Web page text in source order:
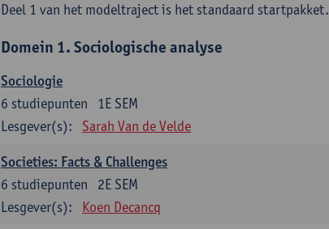
Deel 1 van het modeltraject is het standaard startpakket.
Domein 1. Sociologische analyse
Sociologie
1E SEM
6 studiepunten
Lesgever(s):
Sarah Van de Velde
Societies: Facts & Challenges
2E SEM
6 studiepunten
Lesgever(s):
Koen Decancq